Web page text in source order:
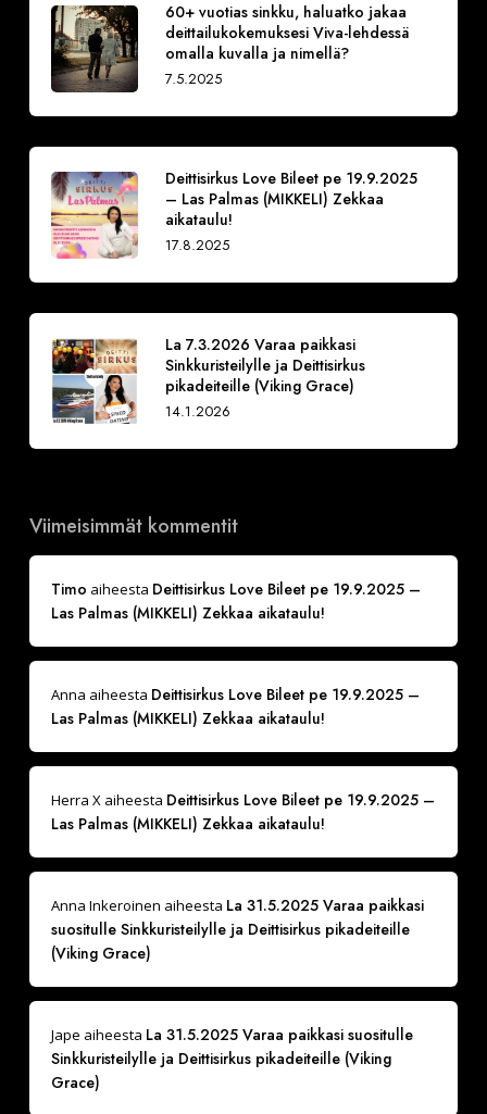
60+ vuotias sinkku, haluatko jakaa
deittailukokemuksesi Viva-lehdessä
omalla kuvalla ja nimellä?
7.5.2025
Deittisirkus Love Bileet pe 19.9.2025
– Las Palmas (MIKKELI) Zekkaa
aikataulu!
17.8.2025
La 7.3.2026 Varaa paikkasi
Sinkkuristeilylle ja Deittisirkus
pikadeiteille (Viking Grace)
14.1.2026
Viimeisimmät kommentit
Timo aiheesta Deittisirkus Love Bileet pe 19.9.2025 –
Las Palmas (MIKKELI) Zekkaa aikataulu!
Anna aiheesta Deittisirkus Love Bileet pe 19.9.2025 –
Las Palmas (MIKKELI) Zekkaa aikataulu!
Herra Xaiheesta Deittisirkus Love Bileet pe 19.9.2025 –
Las Palmas (MIKKELI) Zekkaa aikataulu!
Anna Inkeroinen aiheesta La 31.5.2025 Varaa paikkasi
suositulle Sinkkuristeilylle ja Deittisirkus pikadeiteille
(Viking Grace)
Jape aiheesta La 31.5.2025 Varaa paikkasi suositulle
Sinkkuristeilylle ja Deittisirkus pikadeiteille (Viking
Grace)